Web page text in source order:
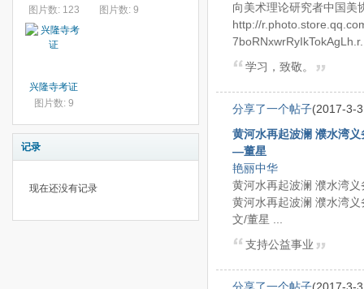
图片数: 123
图片数: 9
兴隆寺考证
图片数: 9
记录
现在还没有记录
向美术理论研究者中国美
http://
学习，致敬。
分享了一个帖子(2017-3-
黄河水再起波澜 濮水湾
—董星
艳丽中华
黄河水再起波澜 濮水湾
黄河水再起波澜 濮水湾
文/董星 ...
支持公益事业